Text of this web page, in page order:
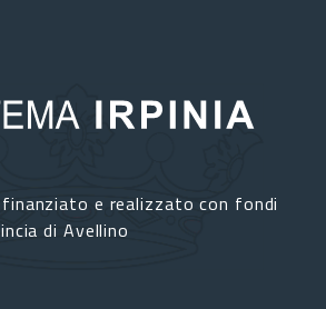
e realizzato con fondi
di Avellino